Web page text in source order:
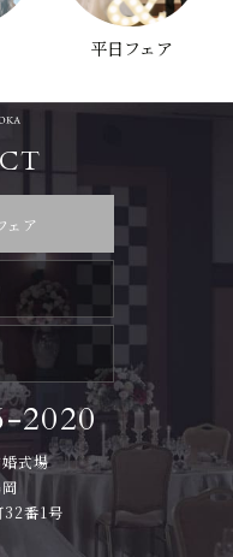
平日フェア
ェア
2020
式場
32番1号